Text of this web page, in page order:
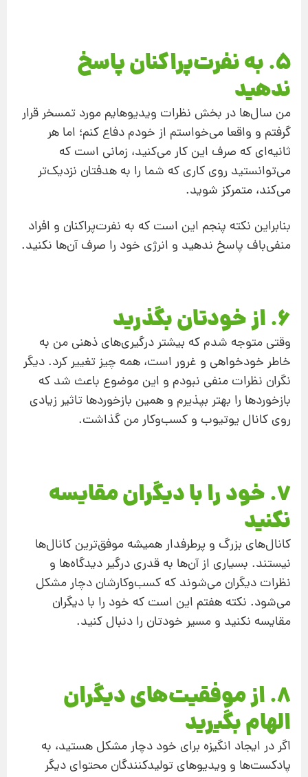
5. به نفرت‌پراکنان پاسخ
ندهید
من سال‌ها در بخش نظرات ویدیوهایم مورد تمسخر قرار
گرفتم و واقعا می‌خواستم از خودم دفاع کنم؛ اما هر
ثانیه‌ای که صرف این کار می‌کنید، زمانی است که
می‌توانستید روی کاری که شما را به هدفتان نزدیک‌تر
می‌کند، متمرکز شوید.
بنابراین نکته پنجم این است که به نفرت‌پراکنان و افراد
منفی‌باف پاسخ ندهید و انرژی خود را صرف آن‌ها نکنید.
6. از خودتان بگذرید
وقتی متوجه شدم که بیشتر درگیری‌های ذهنی من به
خاطر خودخواهی و غرور است، همه چیز تغییر کرد. دیگر
نگران نظرات منفی نبودم و این موضوع باعث شد که
بازخوردها را بهتر بپذیرم و همین بازخوردها تاثیر زیادی
روی کانال یوتیوب و کسب‌وکار من گذاشت.
7. خود را با دیگران مقایسه
نکنید
کانال‌های بزرگ و پرطرفدار همیشه موفق‌ترین کانال‌ها
نیستند. بسیاری از آن‌ها به قدری درگیر دیدگاه‌ها و
نظرات دیگران می‌شوند که کسب‌وکارشان دچار مشکل
می‌شود. نکته هفتم این است که خود را با دیگران
مقایسه نکنید و مسیر خودتان را دنبال کنید.
8. از موفقیت‌های دیگران
الهام بگیرید
اگر در ایجاد انگیزه برای خود دچار مشکل هستید، به
پادکست‌ها و ویدیوهای تولیدکنندگان محتوای دیگر